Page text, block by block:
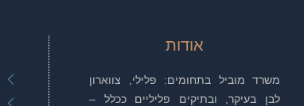
אודות
משרד מוביל בתחומים: פלילי, צווארון
לבן בעיקר, ובתיקים פליליים ככלל –